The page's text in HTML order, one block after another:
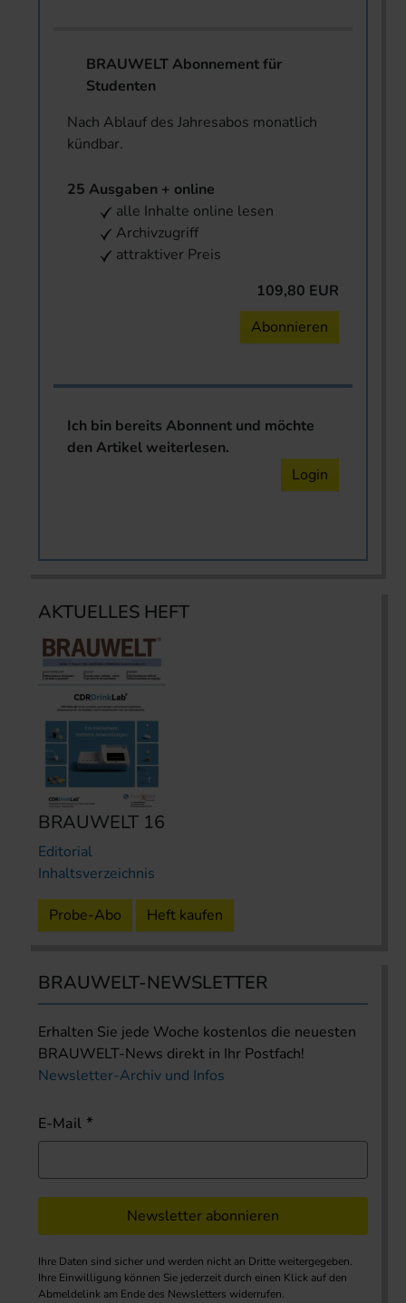
BRAUWELT Abonnement für
Studenten
Nach Ablauf des Jahresabos monatlich
kündbar.
25 Ausgaben + online
alle Inhalte online lesen
Archivzugriff
attraktiver Preis
109,80 EUR
Abonnieren
Ich bin bereits Abonnent und möchte
den Artikel weiterlesen.
Login
AKTUELLES HEFT
BRAUWELT 16
Editorial
Inhaltsverzeichnis
Probe-Abo Heft kaufen
BRAUWELT-NEWSLETTER
Erhalten Sie jede Woche kostenlos die neuesten
BRAUWELT-News direkt in Ihr Postfach!
Newsletter-Archiv und Infos
E-Mail
Newsletter abonnieren
Ihre Daten sind sicher und werden nicht an Dritte weitergegeben.
Ihre Einwilligung können Sie jederzeit durch einen Klick auf den
Abmeldelink am Ende des Newsletters widerrufen.